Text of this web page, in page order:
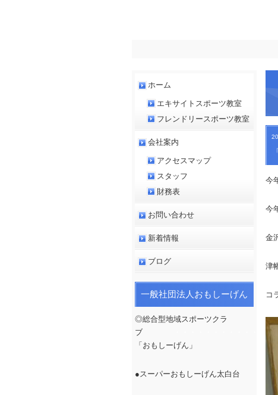
今
今
金
津
コ
ホーム
エキサイトスポーツ教室
フレンドリースポーツ教室
会社案内
アクセスマップ
スタッフ
財務表
お問い合わせ
新着情報
ブログ
一般社団法人おもしーげん
◎総合型地域スポーツクラ
ブ
「おもしーげん」
●スーパーおもしーげん太白台